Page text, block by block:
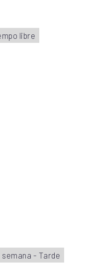
libre
semana - Tarde